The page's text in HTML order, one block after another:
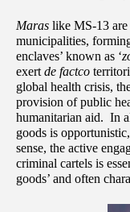
Maras like MS-13 are
municipalities,
enclaves’ known as ‘
exert de factco
global health crisis,
provision of public
humanitarian aid. In
goods is
sense, the active
criminal cartels is
goods’ and often